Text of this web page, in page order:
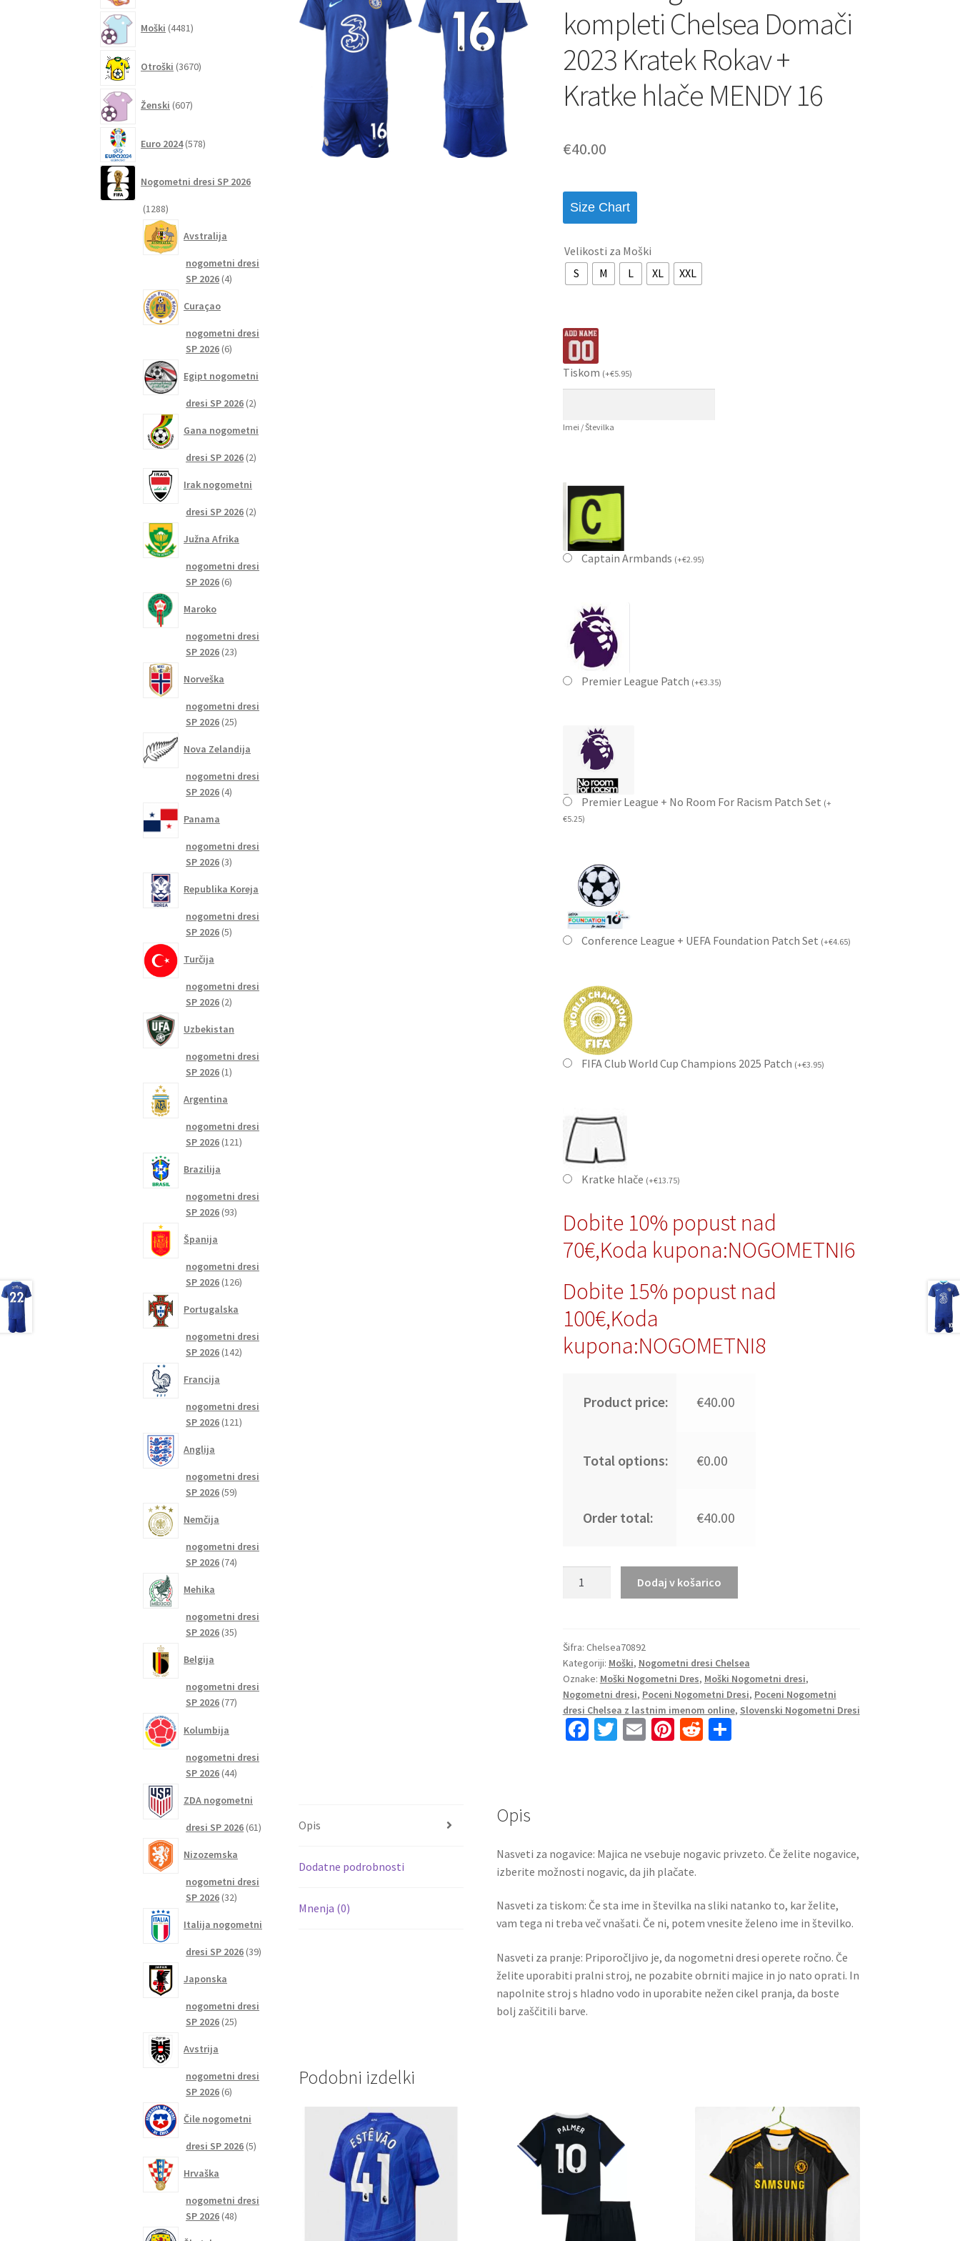
kompleti Chelsea Domači
2023 Kratek Rokav +
Kratke hlače MENDY 16
€40.00
Size Chart
Velikosti za Moški
S
M L XL XXL
Tiskom (+€5.95)
Imei / Številka
Captain Armbands (+€2.95)
Premier League Patch (+€3.35)
Premier League + No Room For Racism Patch Set (+
€5.25)
Conference League + UEFA Foundation Patch Set (+€4.65)
FIFA Club World Cup Champions 2025 Patch (+€3.95)
Kratke hlače (+€13.75)
Dobite 10% popust nad
70€,Koda kupona:NOGOMETNI6
Dobite 15% popust nad
100€,Koda
kupona:NOGOMETNI8
Product price: €40.00
Total options: €0.00
Order total: €40.00
Chelsea
Domači
2023
Kratek
Rokav
+
Dodaj v košarico
Šifra: Chelsea70892
Kategoriji: Moški, Nogometni dresi Chelsea
Oznake: Moški Nogometni Dres, Moški Nogometni dresi,
Nogometni dresi, Poceni Nogometni Dresi, Poceni Nogometni
dresi Chelsea z lastnim imenom online, Slovenski Nogometni Dresi
Fa
k
T E Pi R S
Opis
Dodatne podrobnosti
Mnenja (0)
Opis
Nasveti za nogavice: Majica ne vsebuje nogavic privzeto. Če želite nogavice,
izberite možnosti nogavic, da jih plačate.
Nasveti za tiskom: Če sta ime in številka na sliki natanko to, kar želite,
vam tega ni treba več vnašati. Če ni, potem vnesite želeno ime in številko.
Nasveti za pranje: Priporočljivo je, da nogometni dresi operete ročno. Če
želite uporabiti pralni stroj, ne pozabite obrniti majice in jo nato oprati. In
napolnite stroj s hladno vodo in uporabite nežen cikel pranja, da boste
bolj zaščitili barve.
Podobni izdelki
Moški 4481izdelkov
Otroški 3670izdelkov
Ženski 607izdelkov
Euro 2024 578izdelkov
Nogometni dresi SP 2026
12881288
izdelkov
Avstralija
nogometni dresi
SP 2026 44
Curaçao
nogometni dresi
SP 2026 66
Egipt nogometni
dresi SP 2026 22
Gana nogometni
dresi SP 2026 22
Irak nogometni
dresi SP 2026 22
Južna Afrika
nogometni dresi
SP 2026 66
Maroko
nogometni dresi
SP 2026 2323
Norveška
nogometni dresi
SP 2026 2525
Nova Zelandija
nogometni dresi
SP 2026 44
Panama
nogometni dresi
SP 2026 33
Republika Koreja
nogometni dresi
SP 2026 55
Turčija
nogometni dresi
SP 2026 22
Uzbekistan
nogometni dresi
SP 2026 11
Argentina
nogometni dresi
SP 2026 121121
Brazilija
nogometni dresi
SP 2026 9393
Španija
nogometni dresi
SP 2026 126126
Portugalska
nogometni dresi
SP 2026 142142
Francija
nogometni dresi
SP 2026 121121
Anglija
nogometni dresi
SP 2026 5959
Nemčija
nogometni dresi
SP 2026 7474
Mehika
nogometni dresi
SP 2026 3535
Belgija
nogometni dresi
SP 2026 7777
Kolumbija
nogometni dresi
SP 2026 4444
ZDA nogometni
dresi SP 2026 6161
Nizozemska
nogometni dresi
SP 2026 3232
Italija nogometni
dresi SP 2026 3939
Japonska
nogometni dresi
SP 2026 2525
Avstrija
nogometni dresi
SP 2026 66
Čile nogometni
dresi SP 2026 55
Hrvaška
nogometni dresi
SP 2026 4848